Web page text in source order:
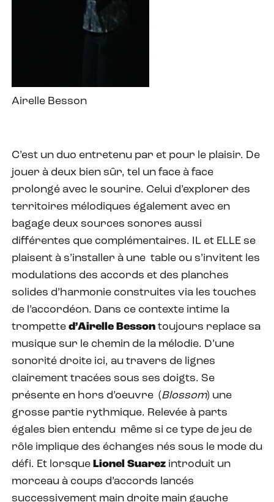
Airelle Besson
C’est un duo entretenu par et pour le plaisir. De
jouer à deux bien sûr, tel un face à face
prolongé avec le sourire. Celui d’explorer des
territoires mélodiques également avec en
bagage deux sources sonores aussi
différentes que complémentaires. IL et ELLE se
plaisent à s’installer à une table ou s’invitent les
modulations des accords et des planches
solides d’harmonie construites via les touches
de l’accordéon. Dans ce contexte intime la
trompette d’Airelle Besson toujours replace sa
musique sur le chemin de la mélodie. D’une
sonorité droite ici, au travers de lignes
clairement tracées sous ses doigts. Se
présente en hors d’oeuvre (Blossom) une
grosse partie rythmique. Relevée à parts
égales bien entendu même si ce type de jeu de
rôle implique des échanges nés sous le mode du
défi. Et lorsque Lionel Suarez introduit un
morceau à coups d’accords lancés
successivement main droite main gauche